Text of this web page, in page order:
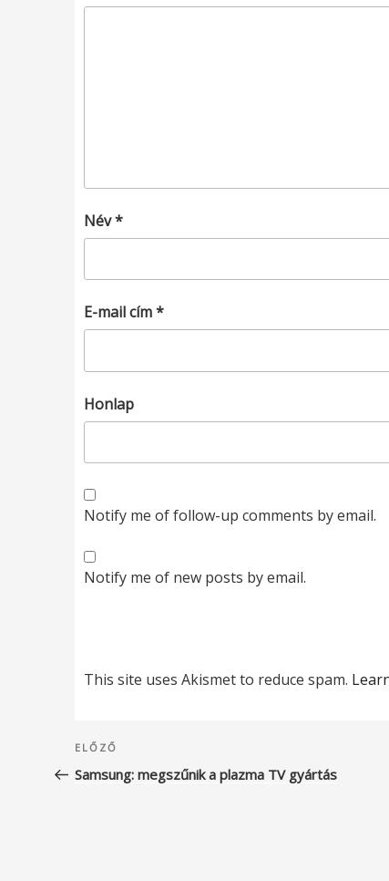
Név*
E-mail cím*
Honlap
Notify me of follow-up comments by email.
Notify me of new posts by email.
This site uses Akismet to reduce spam.
Bejegyzés
navigáció
Korábbi
bejegyzés
ELŐZŐ
Samsung: megszűnik a plazma TV gyártás